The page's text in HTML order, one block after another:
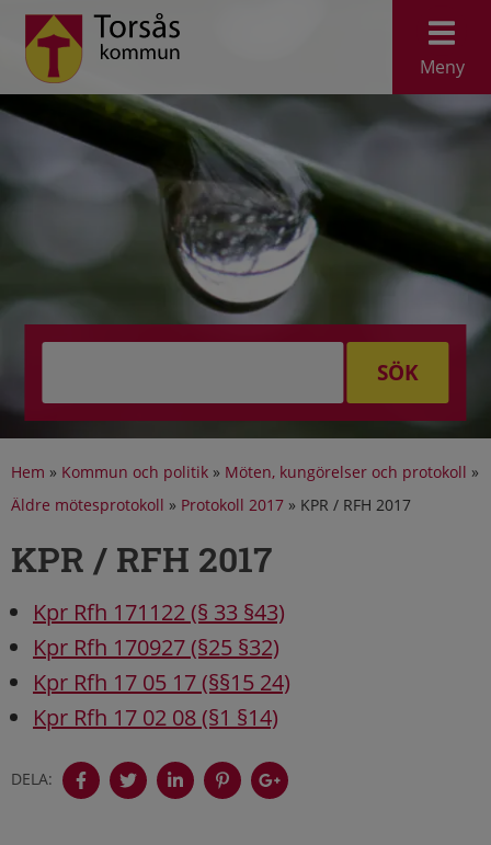
Meny
SÖK
Hem » Kommun och politik » Möten, kungörelser och protokoll »
Äldre mötesprotokoll » Protokoll 2017 » KPR / RFH 2017
KPR / RFH 2017
Kpr Rfh 171122 (§ 33 §43)
Kpr Rfh 170927 (§25 §32)
Kpr Rfh 17 05 17 (§§15 24)
Kpr Rfh 17 02 08 (§1 §14)
DELA: